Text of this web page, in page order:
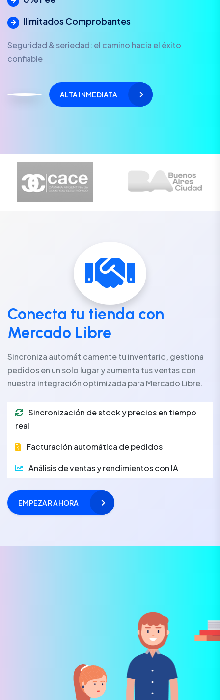
Ilimitados Comprobantes
Seguridad & seriedad: el camino hacia el éxito
confiable
ALTA INMEDIATA
Conecta tu tienda con
Mercado Libre
Sincroniza automáticamente tu inventario, gestiona
pedidos en un solo lugar y aumenta tus ventas con
nuestra integración optimizada para Mercado Libre.
Sincronización de stock y precios en tiempo
real
Facturación automática de pedidos
Análisis de ventas y rendimientos con IA
EMPEZAR AHORA